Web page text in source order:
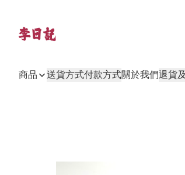
商品 送貨方式付款方式關於我們退貨